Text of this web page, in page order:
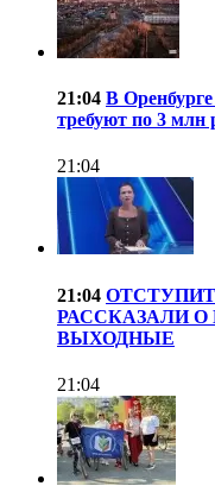
21:04 В
требуют по 3 млн
21:04
21:04
РАССКАЗАЛИ О
ВЫХОДНЫЕ
21:04